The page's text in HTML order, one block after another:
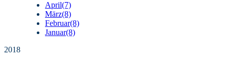
April(7)
März(8)
Februar(8)
Januar(8)
2018